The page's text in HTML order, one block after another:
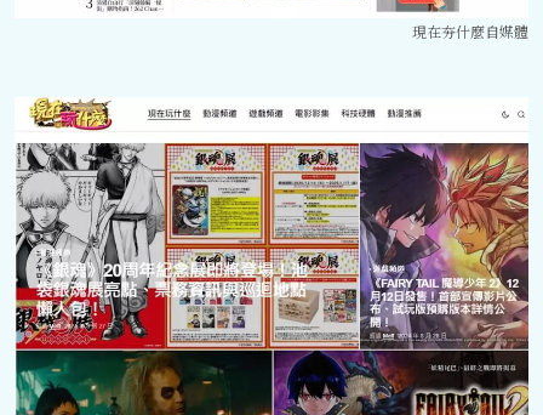
現在夯什麼自媒體